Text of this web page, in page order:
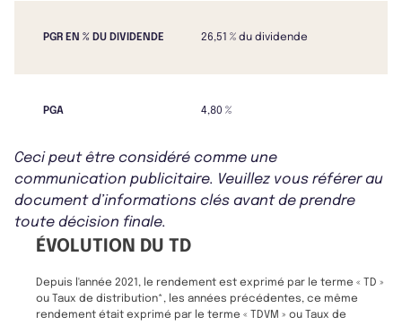
PGR EN % DU DIVIDENDE 26,51 % du dividende
PGA 4,80 %
Ceci peut être considéré comme une
communication publicitaire. Veuillez vous référer au
document d’informations clés avant de prendre
toute décision finale.
ÉVOLUTION DU TD
Depuis l'année 2021, le rendement est exprimé par le terme « TD »
ou Taux de distribution*, les années précédentes, ce même
rendement était exprimé par le terme « TDVM » ou Taux de